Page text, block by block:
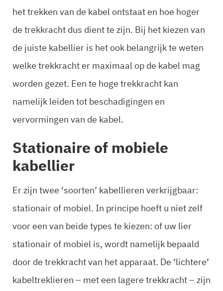
het trekken van de kabel ontstaat en hoe hoger
de trekkracht dus dient te zijn. Bij het kiezen van
de juiste kabellier is het ook belangrijk te weten
welke trekkracht er maximaal op de kabel mag
worden gezet. Een te hoge trekkracht kan
namelijk leiden tot beschadigingen en
vervormingen van de kabel.
Stationaire of mobiele
kabellier
Er zijn twee ‘soorten’ kabellieren verkrijgbaar:
stationair of mobiel. In principe hoeft u niet zelf
voor een van beide types te kiezen: of uw lier
stationair of mobiel is, wordt namelijk bepaald
door de trekkracht van het apparaat. De ‘lichtere’
kabeltreklieren – met een lagere trekkracht – zijn